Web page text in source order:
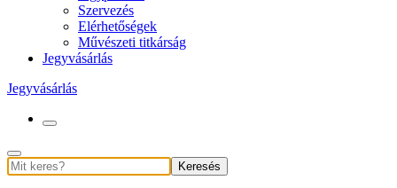
Szervezés
Elérhetőségek
Művészeti titkárság
Jegyvásárlás
Jegyvásárlás
Keresés